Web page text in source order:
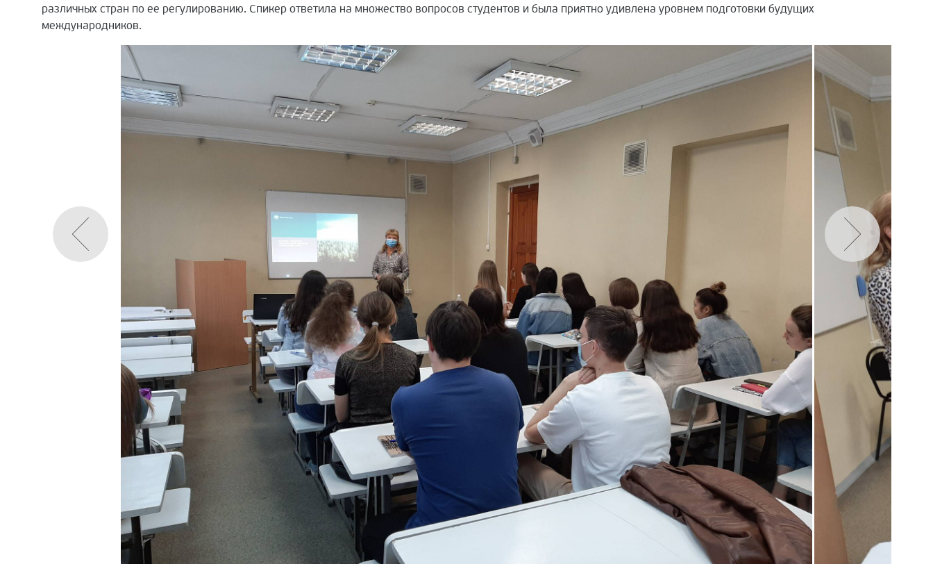
различных стран по ее регулированию. Спикер ответила на множество вопросов студентов и была приятно удивлена уровнем подготовки будущих
международников.